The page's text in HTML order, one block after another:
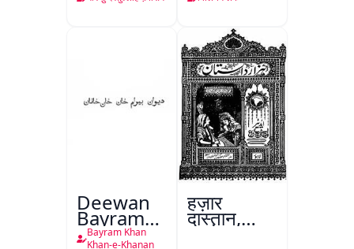
Deewan
Bayram
Khan
Bayram Khan
Khan-e-Khanan
हज़ार
दास्तान,
लाहौर